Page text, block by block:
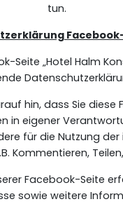
tun.
Seite „Hotel Halm
hin, dass Sie diese
in eigener
für die Nutzung der
Kommentieren,
Facebook-Seite
sowie weitere